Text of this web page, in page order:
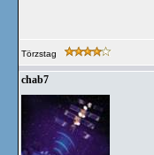
Törzstag
chab7